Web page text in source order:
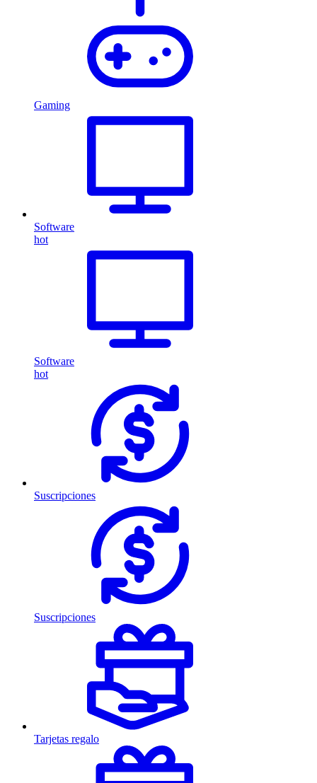
Gaming
Software
hot
Software
hot
Suscripciones
Suscripciones
Tarjetas regalo